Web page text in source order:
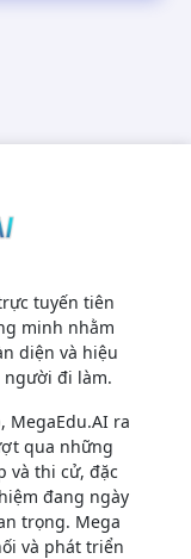
tuyến tiên
minh nhằm
diện và hiệu
người đi làm.
MegaEdu.AI ra
qua những
và thi cử, đặc
đang ngày
trọng. Mega
và phát triển